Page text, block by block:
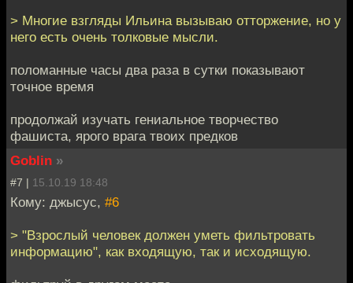
> Многие взгляды Ильина вызываю отторжение, но у
него есть очень толковые мысли.
поломанные часы два раза в сутки показывают
точное время
продолжай изучать гениальное творчество
фашиста, ярого врага твоих предков
Goblin »
#7 | 15.10.19 18:48
Кому: джысус, #6
> "Взрослый человек должен уметь фильтровать
информацию", как входящую, так и исходящую.